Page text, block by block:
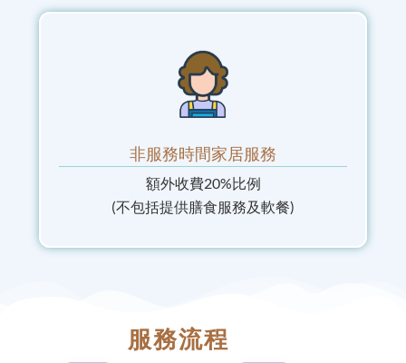
非服務時間家居服務
額外收費20%比例
(不包括提供膳食服務及軟餐)
服務流程